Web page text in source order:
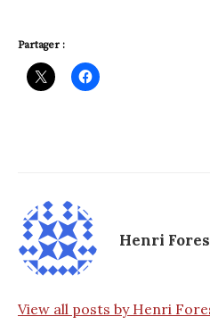
Partager :
Henri
View all posts by Henri